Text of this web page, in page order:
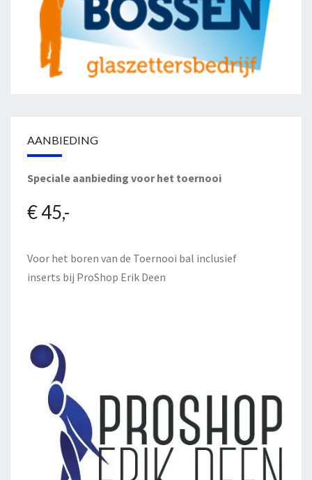
AANBIEDING
Speciale aanbieding voor het toernooi
€ 45,-
Voor het boren van de Toernooi bal inclusief
inserts bij ProShop Erik Deen